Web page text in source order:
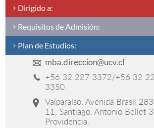
Dirigido a:
Requisitos de Admisión:
Plan de Estudios:
mba.direccion@ucv.cl
+56 32 227 3372/+56 32
3350
Valparaíso: Avenida Brasil
11; Santiago: Antonio Bellet
Providencia.